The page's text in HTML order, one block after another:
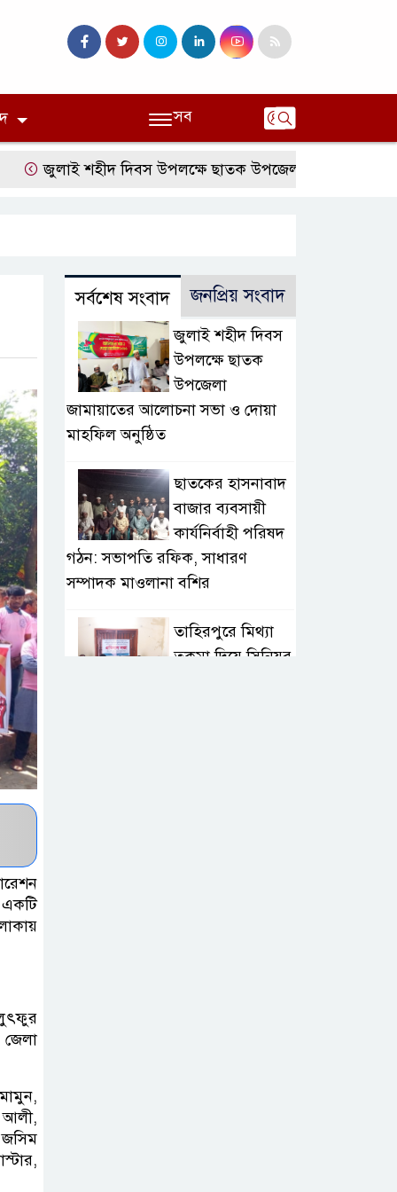
সব
জুলাই শহীদ দিবস উপলক্ষে ছাতক উপজেলা জামায়াতের
একটি
জেলা
আলী,
জসিম
সর্বশেষ সংবাদ জনপ্রিয় সংবাদ
জুলাই শহীদ দিবস
উপলক্ষে ছাতক
উপজেলা
জামায়াতের আলোচনা সভা ও দোয়া
মাহফিল অনুষ্ঠিত
ছাতকের হাসনাবাদ
বাজার ব্যবসায়ী
কার্যনির্বাহী পরিষদ
গঠন: সভাপতি রফিক, সাধারণ
সম্পাদক মাওলানা বশির
তাহিরপুরে মিথ্যা
তকমা দিয়ে সিনিয়র